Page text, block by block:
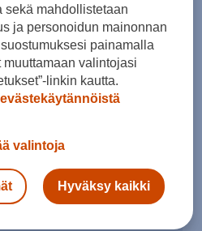
Myymälät: Ei saatavilla
sekä mahdollistetaan
ja personoidun mainonnan
painamalla
muuttamaan valintojasi
linkin kautta.
valintoja
Hyväksy kaikki